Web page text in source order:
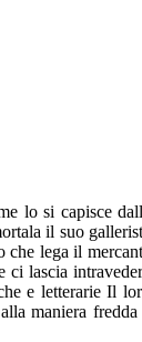
lo si capisce
il suo
che lega il
ci lascia
e letterarie Il
maniera fredda